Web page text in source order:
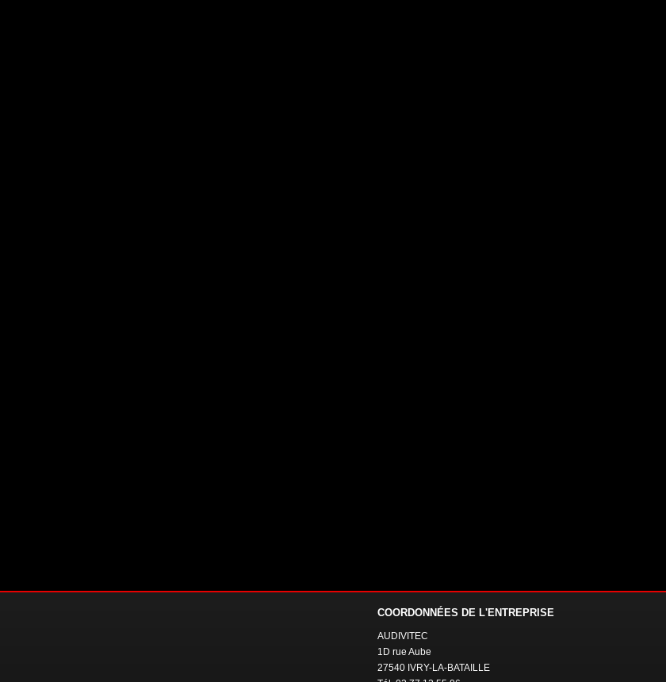
COORDONNÉES DE L'ENTREPRISE
AUDIVITEC
1D rue Aube
27540 IVRY-LA-BATAILLE